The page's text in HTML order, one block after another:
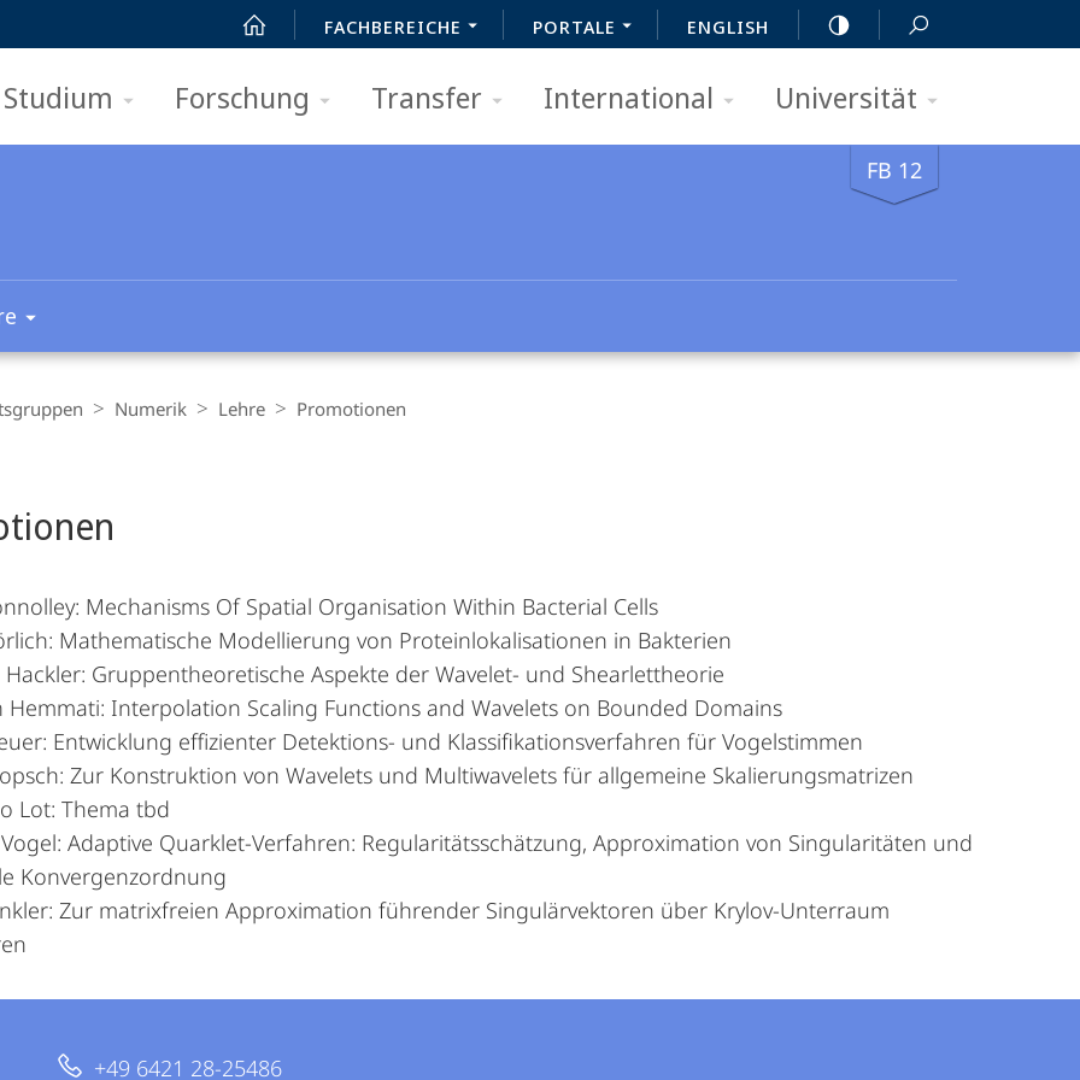
FACHBEREICHE PORTALE ENGLISH
Studium Forschung Transfer International Universität
FB 12
Numerik Lehre Promotionen
Mechanisms Of Spatial Organisation Within Bacterial Cells
Mathematische Modellierung von Proteinlokalisationen in Bakterien
Hackler: Gruppentheoretische Aspekte der Wavelet- und Shearlettheorie
Hemmati: Interpolation Scaling Functions and Wavelets on Bounded Domains
Entwicklung effizienter Detektions- und Klassifikationsverfahren für Vogelstimmen
Zur Konstruktion von Wavelets und Multiwavelets für allgemeine Skalierungsmatrizen
Lot: Thema tbd
Adaptive Quarklet-Verfahren: Regularitätsschätzung, Approximation von Singularitäten und
Konvergenzordnung
Zur matrixfreien Approximation führender Singulärvektoren über Krylov-Unterraum
+49 6421 28-25486